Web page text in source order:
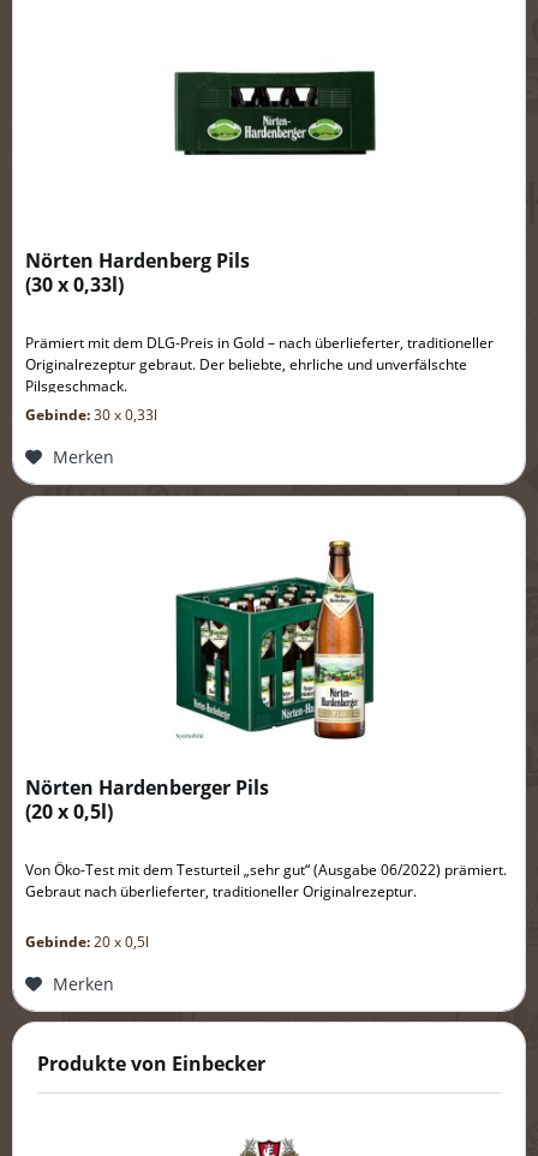
Nörten Hardenberg Pils
(30 x 0,33l)
Prämiert mit dem DLG-Preis in Gold – nach überlieferter, traditioneller
Originalrezeptur gebraut. Der beliebte, ehrliche und unverfälschte
Pilsgeschmack.
Gebinde:30 x 0,33l
Merken
Nörten Hardenberger Pils
(20 x 0,5l)
Von Öko-Test mit dem Testurteil „sehr gut“ (Ausgabe 06/2022) prämiert.
Gebraut nach überlieferter, traditioneller Originalrezeptur.
Gebinde:20 x 0,5l
Merken
Produkte von Einbecker